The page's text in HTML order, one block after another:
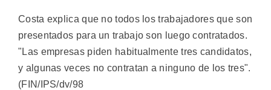
Costa explica que no todos los trabajadores que son
presentados para un trabajo son luego contratados.
"Las empresas piden habitualmente tres candidatos,
y algunas veces no contratan a ninguno de los tres".
(FIN/IPS/dv/98